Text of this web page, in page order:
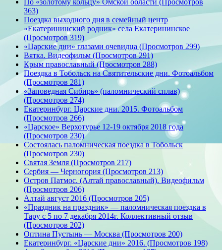
363)
Поездка выходного дня в семейный центр
«Екатерининский родник» села Екатерининское
(Просмотров 319)
«Царские дни» глазами очевидца (Просмотров 299)
Вятка. Видеофильм (Просмотров 291)
Крым православный (Просмотров 288)
Поездка в Тобольск на Святительские дни. Фотоальбом
(Просмотров 281)
«Заповедная Сибирь» (паломнический сплав)
(Просмотров 274)
Екатеринбург. Царские дни. 2015. Фотоальбом
(Просмотров 266)
«Царское» Верхотурье 12-19 октября 2018 года
(Просмотров 230)
Состоялась паломническая поездка в Тобольск
(Просмотров 230)
Святая Земля (Просмотров 217)
Сербия — Черногория (Просмотров 213)
Остров Патмос. (Алтай православный). Видеофильм
(Просмотров 206)
Алтай август 2016 (Просмотров 205)
«Праздник на праздник» — паломническая поездка в
Тару с 5 по 7 декабря 2014г. Коллективный отзыв
(Просмотров 202)
Оптина Пустынь — Москва (Просмотров 200)
Екатеринбург. «Царские дни» 2016. (Просмотров 198)